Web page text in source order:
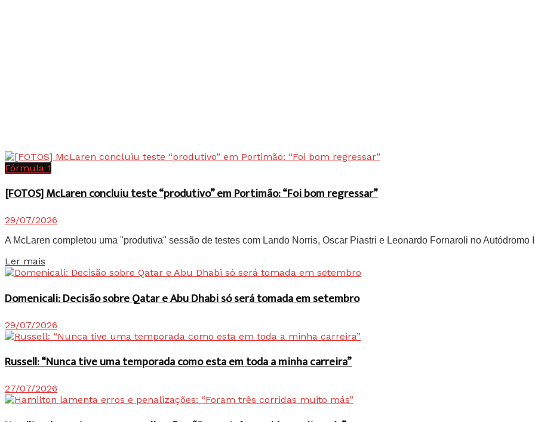
Fórmula 1
[FOTOS] McLaren concluiu teste “produtivo” em Portimão: “Foi bom regressar”
29/07/2026
A McLaren completou uma "produtiva" sessão de testes com Lando Norris, Oscar Piastri e Leonardo Fornaroli no Autódromo
Ler mais
Domenicali: Decisão sobre Qatar e Abu Dhabi só será tomada em setembro
29/07/2026
Russell: “Nunca tive uma temporada como esta em toda a minha carreira”
27/07/2026